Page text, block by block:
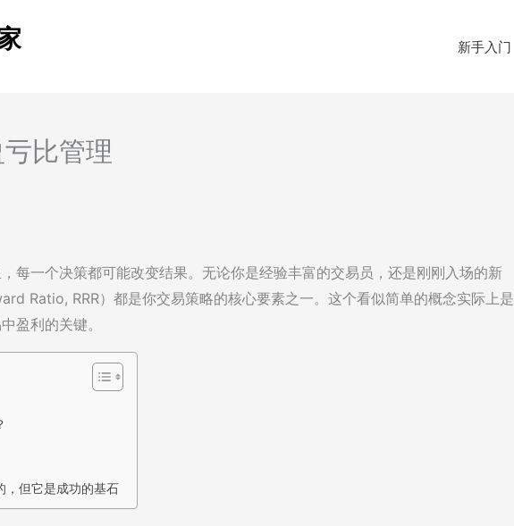
新手入门
比管理
每一个决策都可能改变结果。无论你是经验丰富的交易员，还是刚刚入场的新
Ratio, RRR）都是你交易策略的核心要素之一。这个看似简单的概念实际上是
盈利的关键。
，但它是成功的基石